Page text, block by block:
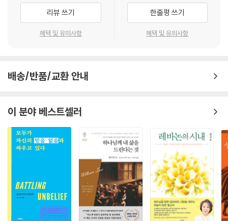
54장 뜻이 하늘에서 이루어진 것같이(124문)
55장 일용할 양식을 주시옵고(125문)
56장 용서해 주시옵고(126문)
나오는 글
죽으면 어떻게 될까? 죽으면 어떻게 되는지에 대해 성경은 분명하게 가르
쳐준다. 죽음은 소멸을 의미하지 않는다. 죽음은 분리를 말한다. 꽃이 뿌리
에서 분리되는 순간 죽듯이, 죽음이란 영혼과 육체가 분리되는 것이다. 영
자의 죽음은 그 의미와 과정이 아주 다르다. 예수님이 십자가 죽음을 자신
--- p. 339
(하권)
믿음은 바깥에서 쑤셔 넣을 수 있는 것도 아니고 안에서 우러나오는 것도
아니다.…루디아가 예수님을 믿게 된 것은 바울의 설득력 있는 말 때문이
아니었다. 주님이 그 마음에 믿음을 주셨기 때문에 그가 바울을 따르게 되
었다고 말한다. 믿음은 성령님이 주시는 선물이다.
--- pp. 44-45
기준을 바로잡아주는 다림줄이 되어줄 것이다.
(상)권에서 다루는 내용은 무엇인가?
이신 성부, 성자, 성령에 대해 심층적으로 다루며, 칭의의 개념에 대해서도
(하)권에서 다루는 내용은 무엇인가?
하이델베르크 요리문답의 2부와 3부 문답으로, 59문부터 129문의 내용
이 담겨 있다. 우리 2부 마지막에서는 구속의 원리인 칭의와 구속받은 크리
스천이 지켜야 할 말씀과 성례(성찬)에 관하여 다룬다. 3부 ‘우리의 감사에
관하여’에서는 십계명과 주기도에 관해 상세하게 설명한다.
리뷰 쓰기
혜택 및 유의사항
한줄평 쓰기
혜택 및 유의사항
배송/반품/교환 안내
이 분야 베스트셀러